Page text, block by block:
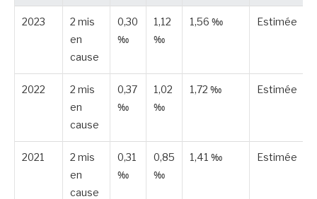
2023
2 mis
en
cause
0,30
‰
1,12
‰
1,56 ‰ Estimée
2022
2 mis
en
cause
0,37
‰
1,02
‰
1,72 ‰ Estimée
2021
2 mis
en
cause
0,31
‰
0,85
‰
1,41 ‰ Estimée